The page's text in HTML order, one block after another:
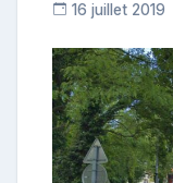
16 juillet 2019